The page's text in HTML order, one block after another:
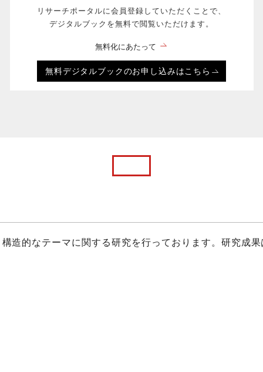
リサーチポータルに会員登録していただくことで、
デジタルブックを無料で閲覧いただけます。
無料化にあたって
無料デジタルブックのお申し込みはこちら
的なテーマに関する研究を行っております。研究